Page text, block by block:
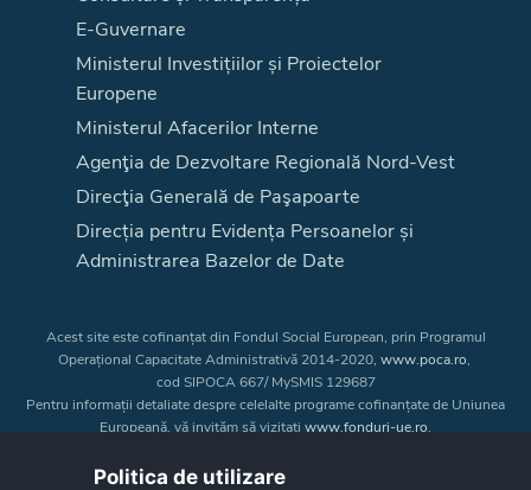
E-Guvernare
Ministerul Investițiilor și Proiectelor
Europene
Ministerul Afacerilor Interne
Agenţia de Dezvoltare Regională Nord-Vest
Direcţia Generală de Paşapoarte
Direcția pentru Evidența Persoanelor și
Administrarea Bazelor de Date
Acest site este cofinanțat din Fondul Social European, prin Programul
Operațional Capacitate Administrativă 2014-2020, www.poca.ro,
cod SIPOCA 667/ MySMIS 129687
Pentru informații detaliate despre celelalte programe cofinanțate de Uniunea
Europeană, vă invităm să vizitați www.fonduri-ue.ro.
a Uniunii Europene. Întreaga responsabilitate asupra
Politica de utilizare